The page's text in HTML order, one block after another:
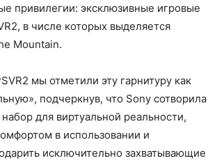
привилегии: эксклюзивные игровые
в числе которых выделяется
Mountain.
мы отметили эту гарнитуру как
подчеркнув, что Sony сотворила
для виртуальной реальности,
в использовании и
исключительно захватывающие